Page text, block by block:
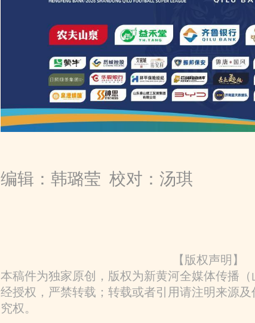
编辑：韩璐莹 校对：汤琪
【版权声明】
本稿件为独家原创，版权为新黄河全媒体传播
经授权，严禁转载；转载或者引用请注明来源
究权。